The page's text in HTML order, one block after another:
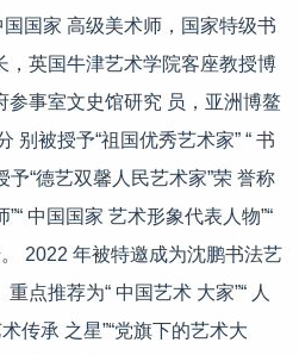
国家 高级美术师，国家特级书
，英国牛津艺术学院客座教授博
参事室文史馆研究 员，亚洲博鳌
别被授予“祖国优秀艺术家” “ 书
“德艺双馨人民艺术家”荣 誉称
中国国家 艺术形象代表人物”“
2022 年被特邀成为沈鹏书法艺
点推荐为“ 中国艺术 大家”“ 人
传承 之星”“党旗下的艺术大